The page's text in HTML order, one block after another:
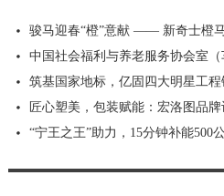
骏马迎春“橙”意献 —— 新奇士橙
中国社会福利与养老服务协会室
筑基国家地标，亿固四大明星工
匠心塑美，包装赋能：宏洛图品
“宁王之王”助力，15分钟补能500